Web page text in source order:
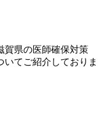
賀県の医師確保対策
いてご紹介しておりま